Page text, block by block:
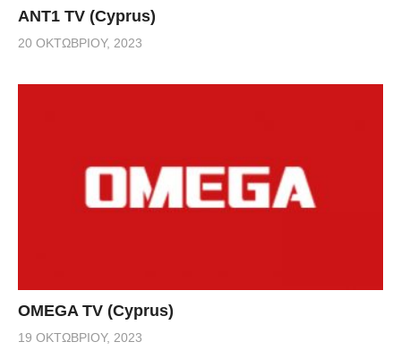
ANT1 TV (Cyprus)
20 ΟΚΤΩΒΡΊΟΥ, 2023
OMEGA TV (Cyprus)
19 ΟΚΤΩΒΡΊΟΥ, 2023